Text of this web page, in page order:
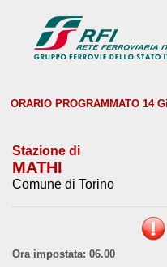
ORARIO PROGRAMMATO 14
Stazione di
MATHI
Comune di Torino
Ora impostata: 06.00